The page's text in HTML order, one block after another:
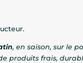
, en saison, sur le
produits frais,